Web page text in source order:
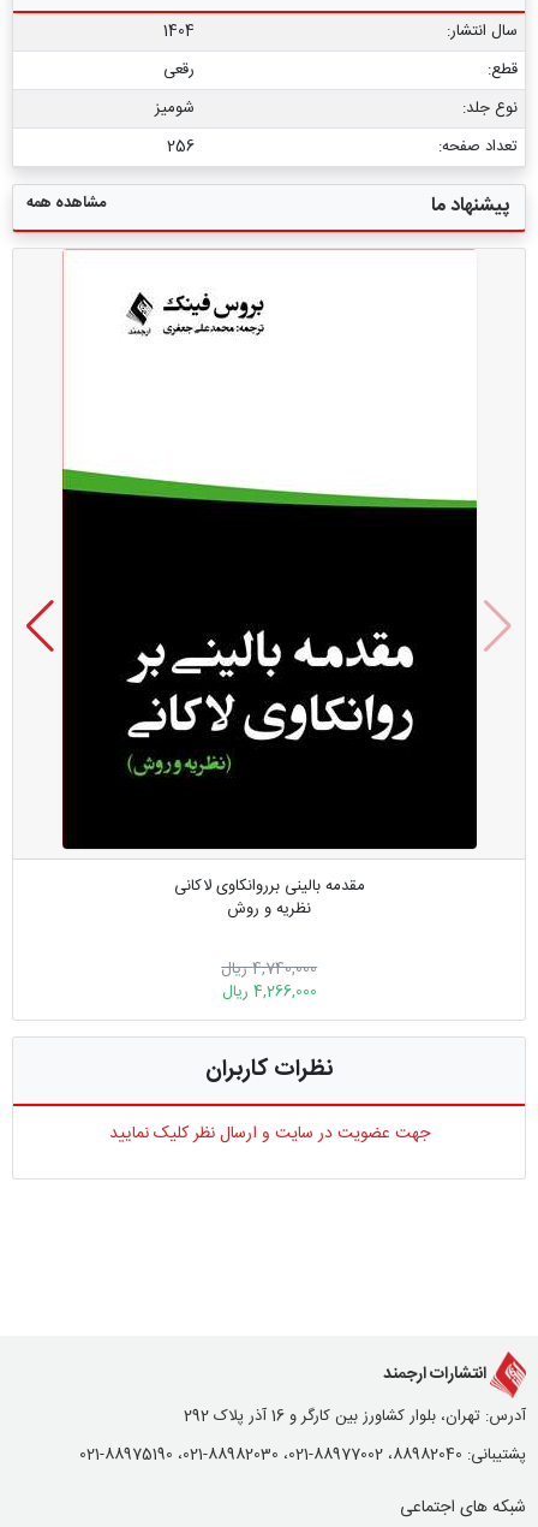
سال انتشار:
1404
قطع:
رقعی
نوع جلد:
شومیز
تعداد صفحه:
256
پیشنهاد ما مشاهده همه
مقدمه بالینی برروانکاوی لاکانی
نظریه و روش
4,740,000 ریال
4,266,000 ریال
نظرات کاربران
جهت عضویت در سایت و ارسال نظر کلیک نمایید
انتشارات ارجمند
آدرس: تهران، بلوار کشاورز بین کارگر و 16 آذر پلاک 292
پشتیبانی: 88982040، 88977002-021، 88982030-021، 88975190-021
شبکه های اجتماعی